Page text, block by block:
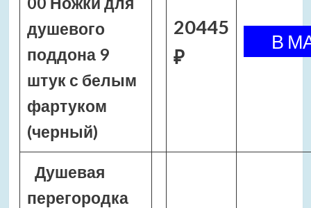
душевого
поддона 9
штук с белым
фартуком
(черный)
20445
₽
Душевая
перегородка